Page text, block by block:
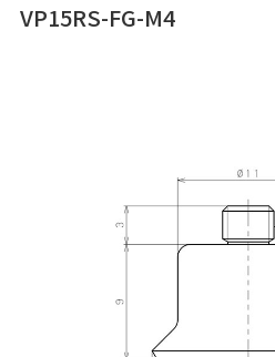
VP15RS-FG-M4